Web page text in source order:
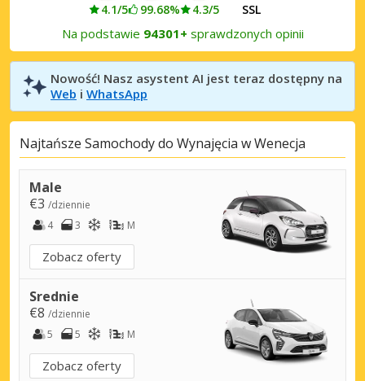
4.1/5 99.68% 4.3/5 SSL
Na podstawie 94301+ sprawdzonych opinii
Nowość! Nasz asystent AI jest teraz dostępny na
Web i WhatsApp
Najtańsze Samochody do Wynajęcia w Wenecja
Male
€3 /dziennie
4
3 M
Zobacz oferty
Srednie
€8 /dziennie
5
5 M
Zobacz oferty